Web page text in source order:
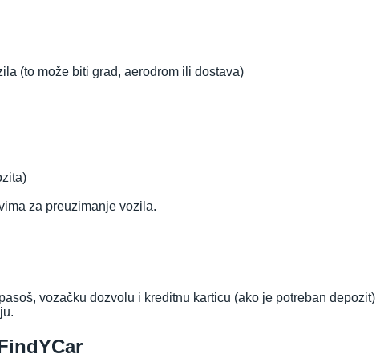
(to može biti grad, aerodrom ili dostava)
za preuzimanje vozila.
vozačku dozvolu i kreditnu karticu (ako je potreban depozit)